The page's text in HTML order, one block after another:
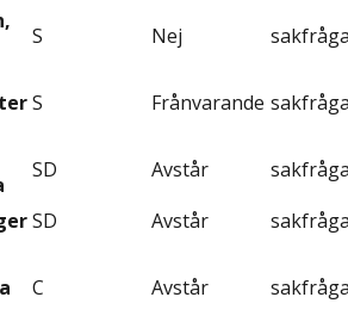
S Nej
S Frånvarande
SD Avstår
SD Avstår
C Avstår